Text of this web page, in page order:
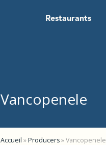
Restaurants
Vancopenele
Accueil »Producers»Vancopenele